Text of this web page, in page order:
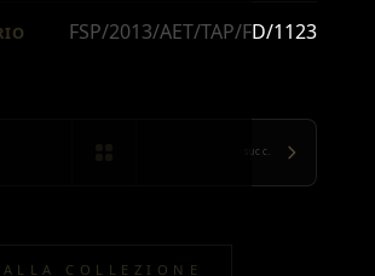
FSP/2013/AET/TAP/FD/1123
SUCC.
COLLEZIONE